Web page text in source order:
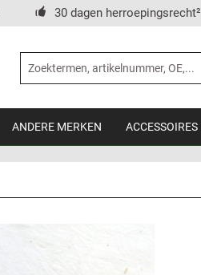
30 dagen herroepingsrecht²
ANDERE MERKEN ACCESSOIRES